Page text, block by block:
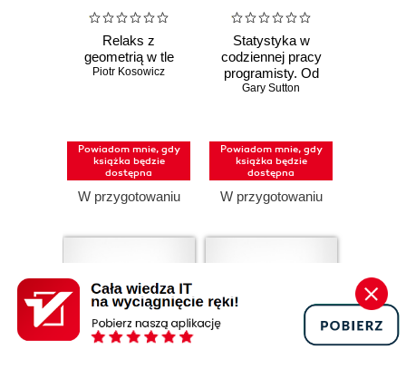
Relaks z
geometrią w tle
Piotr Kosowicz
Powiadom mnie, gdy
książka będzie
dostępna
W przygotowaniu
Statystyka w
codziennej pracy
programisty. Od
teorii do kodu w
Gary Sutton
Powiadom mnie, gdy
książka będzie
dostępna
W przygotowaniu